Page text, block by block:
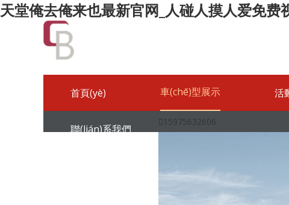
天堂俺去俺来也最新官网_人碰人摸人爱免
首頁(yè) 車(chē)型展示 活
聯(lián)系我們
15975632606